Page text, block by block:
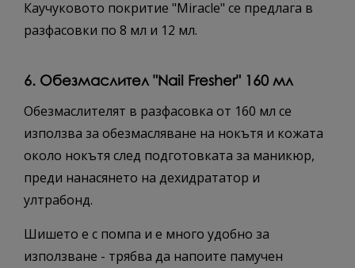
Каучуковото покритие "Miracle" се предлага в
разфасовки по 8 мл и 12 мл.
6. Обезмаслител "Nail Fresher" 160 мл
Обезмаслителят в разфасовка от 160 мл се
използва за обезмасляване на нокътя и кожата
около нокътя след подготовката за маникюр,
преди нанасянето на дехидрататор и
ултрабонд.
Шишето е с помпа и е много удобно за
използване - трябва да напоите памучен